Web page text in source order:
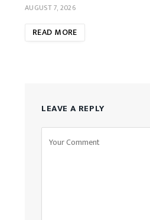
AUGUST 7, 2026
READ MORE
LEAVE A REPLY